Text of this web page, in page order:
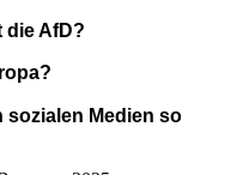
die AfD?
sozialen Medien so